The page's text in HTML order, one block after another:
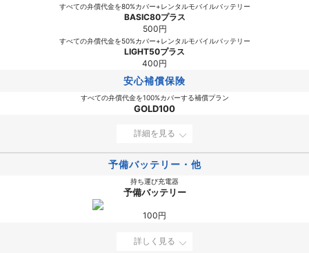
すべての弁償代金を80%カバー+レンタルモバイルバッテリー
BASIC80プラス
500円
すべての弁償代金を50%カバー+レンタルモバイルバッテリー
LIGHT50プラス
400円
安心補償保険
すべての弁償代金を100%カバーする補償プラン
GOLD100
詳細を見る
予備バッテリー・他
持ち運び充電器
予備バッテリー
100円
詳しく見る